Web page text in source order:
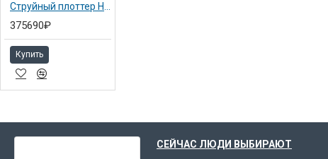
Струйный плоттер HP DesignJet 4000PS плоттер A0 / 42" / 107cm
375690₽
Купить
СЕЙЧАС ЛЮДИ ВЫБИРАЮТ